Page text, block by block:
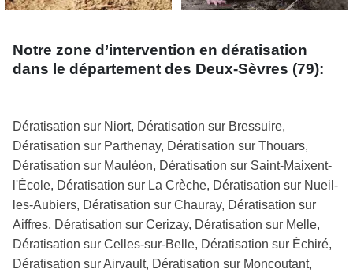
Notre zone d’intervention en dératisation
dans le département des Deux-Sèvres (79):
Dératisation sur Niort, Dératisation sur Bressuire,
Dératisation sur Parthenay, Dératisation sur Thouars,
Dératisation sur Mauléon, Dératisation sur Saint-Maixent-
l'École, Dératisation sur La Crèche, Dératisation sur Nueil-
les-Aubiers, Dératisation sur Chauray, Dératisation sur
Aiffres, Dératisation sur Cerizay, Dératisation sur Melle,
Dératisation sur Celles-sur-Belle, Dératisation sur Échiré,
Dératisation sur Airvault, Dératisation sur Moncoutant,